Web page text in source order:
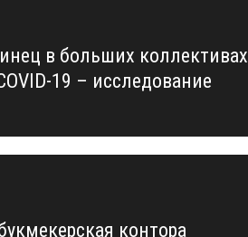
в больших коллективах
19 – исследование
контора